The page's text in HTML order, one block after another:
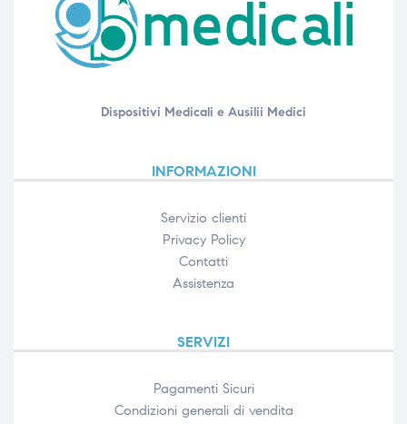
Dispositivi Medicali e Ausilii Medici
INFORMAZIONI
Servizio clienti
Privacy Policy
Contatti
Assistenza
SERVIZI
Pagamenti Sicuri
Condizioni generali di vendita